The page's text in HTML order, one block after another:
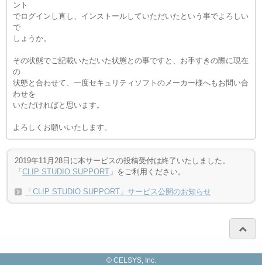
ント
でログインし直し、インストールしていただいたという事でよろしい
で
しょうか。
その状態でご記載いただいた状態との事ですと、お手すきの際に現在
の
状態と合わせて、一度セキュリティソフトのメーカー様へもお問い合
わせを
いただければと思います。
よろしくお願いいたします。
2019年11月28日に本サービスの投稿受付は終了いたしました。
「 CLIP STUDIO SUPPORT 」をご利用ください。
「CLIP STUDIO SUPPORT」サービス公開のお知らせ
© CELSYS, Inc.